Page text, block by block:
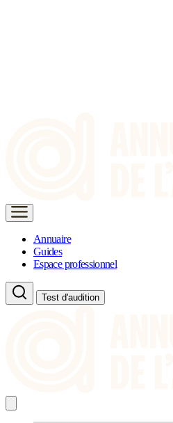
Annuaire
Guides
Espace professionnel
Test d'audition